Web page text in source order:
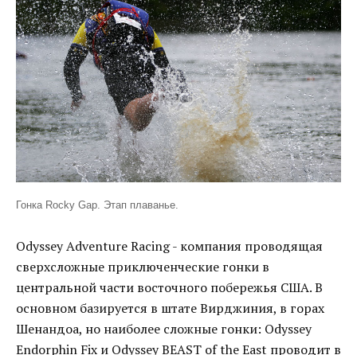
Гонка Rocky Gap. Этап плаванье.
Odyssey Adventure Racing - компания проводящая
сверхсложные приключенческие гонки в
центральной части восточного побережья США. В
основном базируется в штате Вирджиния, в горах
Шенандоа, но наиболее сложные гонки: Odyssey
Endorphin Fix и Odyssey BEAST of the East проводит в